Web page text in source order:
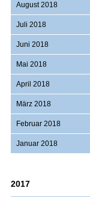
August 2018
Juli 2018
Juni 2018
Mai 2018
April 2018
März 2018
Februar 2018
Januar 2018
2017